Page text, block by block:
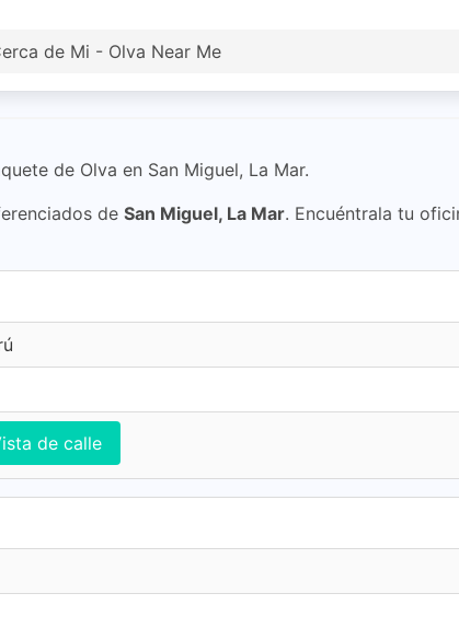
de Mi - Olva Near Me
de Olva en San Miguel, La Mar.
de San Miguel, La Mar. Encuéntrala tu
de calle